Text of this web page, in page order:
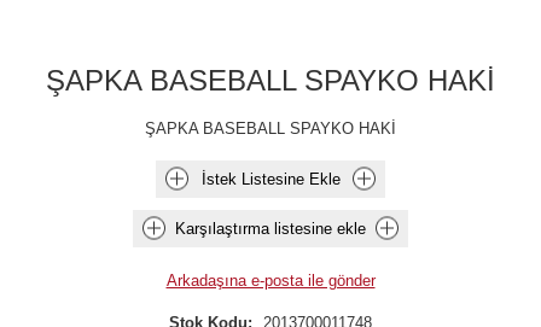
ŞAPKA BASEBALL SPAYKO HAKİ
ŞAPKA BASEBALL SPAYKO HAKİ
İstek Listesine Ekle
Karşılaştırma listesine ekle
Arkadaşına e-posta ile gönder
Stok Kodu: 2013700011748